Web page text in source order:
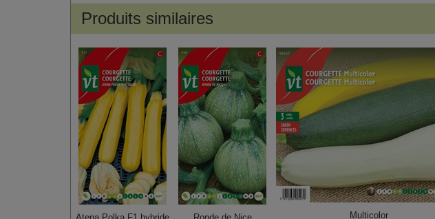
Produits similaires
Multicolor